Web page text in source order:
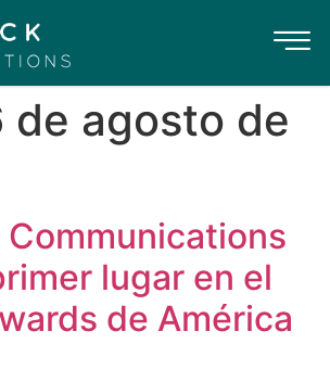
de agosto de
lugar en el
de América